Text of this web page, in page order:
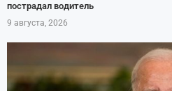
пострадал водитель
9 августа, 2026